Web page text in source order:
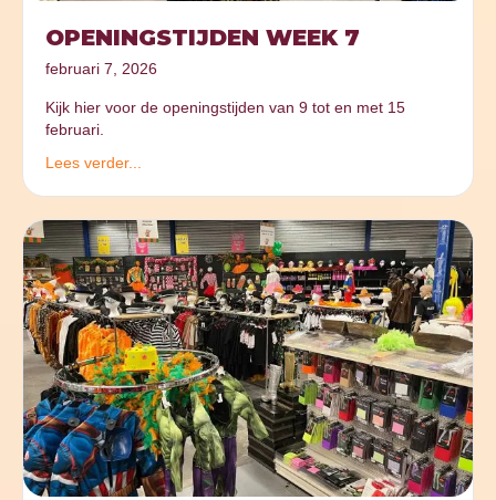
OPENINGSTIJDEN WEEK 7
februari 7, 2026
Kijk hier voor de openingstijden van 9 tot en met 15
februari.
Lees verder...